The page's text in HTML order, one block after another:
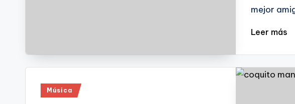
mejor
Leer más
Publicado
Música